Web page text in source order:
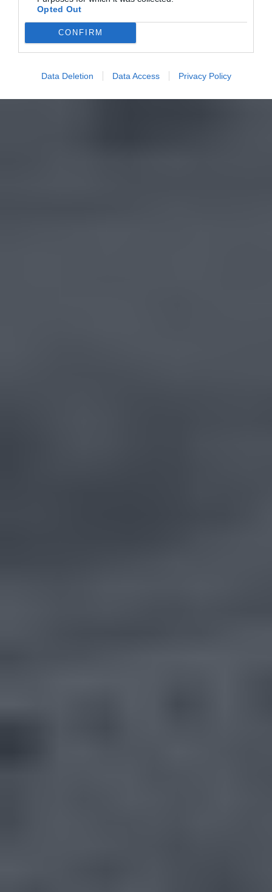
Opted Out
CONFIRM
Data Deletion Data Access Privacy Policy